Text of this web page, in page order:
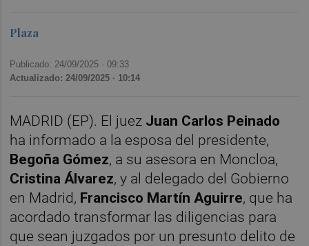
Plaza
Publicado: 24/09/2025 ·09:33
Actualizado: 24/09/2025 · 10:14
MADRID (EP). El juez Juan Carlos Peinado
ha informado a la esposa del presidente,
Begoña Gómez, a su asesora en Moncloa,
Cristina Álvarez, y al delegado del Gobierno
en Madrid, Francisco Martín Aguirre, que ha
acordado transformar las diligencias para
que sean juzgados por un presunto delito de